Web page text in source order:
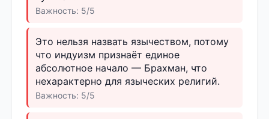
Важность: 5/5
Это нельзя назвать язычеством, потому
что индуизм признаёт единое
абсолютное начало — Брахман, что
нехарактерно для языческих религий.
Важность: 5/5